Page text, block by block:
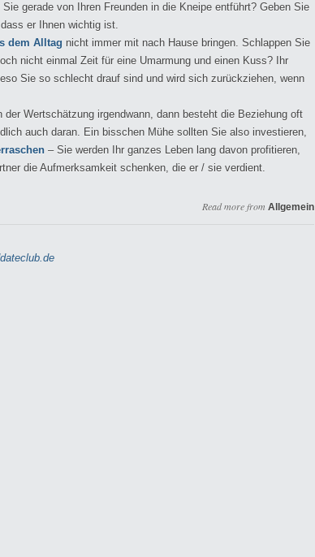
gerade von Ihren Freunden in die Kneipe entführt? Geben Sie
er Ihnen wichtig ist.
dem Alltag nicht immer mit nach Hause bringen. Schlappen Sie
nicht einmal Zeit für eine Umarmung und einen Kuss? Ihr
Sie so schlecht drauf sind und wird sich zurückziehen, wenn
Wertschätzung irgendwann, dann besteht die Beziehung oft
auch daran. Ein bisschen Mühe sollten Sie also investieren,
– Sie werden Ihr ganzes Leben lang davon profitieren,
die Aufmerksamkeit schenken, die er / sie verdient.
Read more from Allgemein